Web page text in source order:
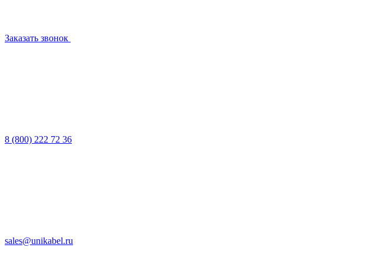
Заказать звонок
8 (800) 222 72 36
sales@unikabel.ru